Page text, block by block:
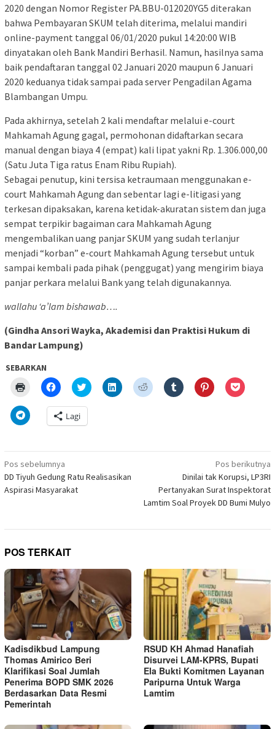
2020 dengan Nomor Register PA.BBU-012020YG5 diterakan
bahwa Pembayaran SKUM telah diterima, melalui mandiri
online-payment tanggal 06/01/2020 pukul 14:20:00 WIB
dinyatakan oleh Bank Mandiri Berhasil. Namun, hasilnya sama
baik pendaftaran tanggal 02 Januari 2020 maupun 6 Januari
2020 keduanya tidak sampai pada server Pengadilan Agama
Blambangan Umpu.
Pada akhirnya, setelah 2 kali mendaftar melalui e-court
Mahkamah Agung gagal, permohonan didaftarkan secara
manual dengan biaya 4 (empat) kali lipat yakni Rp. 1.306.000,00
(Satu Juta Tiga ratus Enam Ribu Rupiah).
Sebagai penutup, kini tersisa ketraumaan menggunakan e-
court Mahkamah Agung dan sebentar lagi e-litigasi yang
terkesan dipaksakan, karena ketidak-akuratan sistem dan juga
sempat terpikir bagaiman cara Mahkamah Agung
mengembalikan uang panjar SKUM yang sudah terlanjur
menjadi “korban” e-court Mahkamah Agung tersebut untuk
sampai kembali pada pihak (penggugat) yang mengirim biaya
panjar perkara melalui Bank yang telah digunakannya.
wallahu ‘a’lam bishawab….
(Gindha Ansori Wayka, Akademisi dan Praktisi Hukum di
Bandar Lampung)
SEBARKAN
untuk
di
jendela
yang
Klik
untuk
di
Facebook(Membuka
di
Klik
untuk
pada
di
Klik
untuk
Klik
untuk
Klik
untuk
Klik
untuk
Klik
untuk
Klik
untuk
berbagi
jendela
yang
baru)
Lagi
Navigasi
pos
Pos sebelumnya
DD Tiyuh Gedung Ratu Realisasikan
Aspirasi Masyarakat
Pos berikutnya
Dinilai tak Korupsi, LP3RI
Pertanyakan Surat Inspektorat
Lamtim Soal Proyek DD Bumi Mulyo
POS TERKAIT
Kadisdikbud Lampung
Thomas Amirico Beri
Klarifikasi Soal Jumlah
Penerima BOPD SMK 2026
Berdasarkan Data Resmi
Pemerintah
RSUD KH Ahmad Hanafiah
Disurvei LAM-KPRS, Bupati
Ela Bukti Komitmen Layanan
Paripurna Untuk Warga
Lamtim